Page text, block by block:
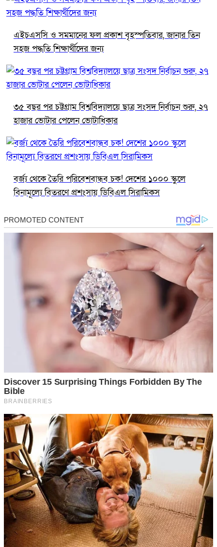
এইচএসসি ও সমমানের ফল প্রকাশ বৃহস্পতিবার, জানার তিন
সহজ পদ্ধতি শিক্ষার্থীদের জন্য
৩৫ বছর পর চট্টগ্রাম বিশ্ববিদ্যালয়ে ছাত্র সংসদ নির্বাচন শুরু, ২৭
হাজার ভোটার পেলেন ভোটাধিকার
বর্জ্য থেকে তৈরি পরিবেশবান্ধব চক! দেশের ১০০০ স্কুলে
বিনামূল্যে বিতরণে প্রশংসায় ডিবিএল সিরামিকস